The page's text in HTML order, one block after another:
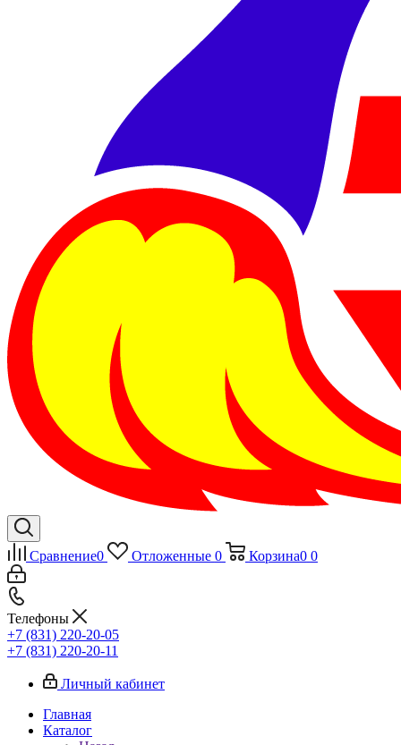
Сравнение0 Отложенные 0 Корзина0 0
Телефоны
+7 (831) 220-20-05
+7 (831) 220-20-11
Личный кабинет
Главная
Каталог